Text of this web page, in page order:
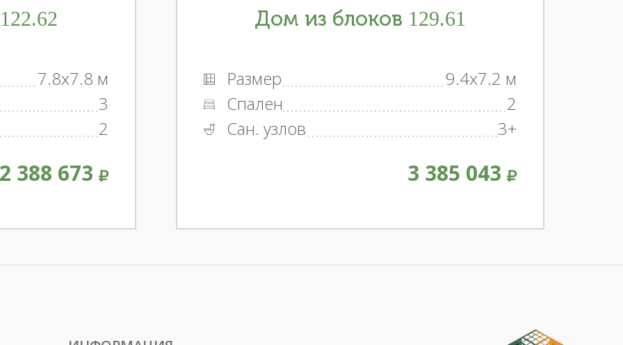
7.8x7.8 м
3
2
2 388 673
Дом из блоков 129.61
Размер
9.4x7.2 м
Спален
2
Сан. узлов
3+
3 385 043